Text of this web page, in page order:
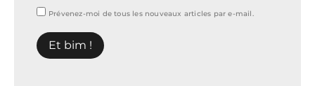
Prévenez-moi de tous les nouveaux articles par e-mail.